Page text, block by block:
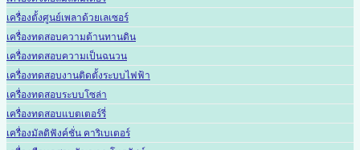
เครื่องตั้งศูนย์เพลาด้วยเลเซอร์
เครื่องทดสอบความต้านทานดิน
เครื่องทดสอบความเป็นฉนวน
เครื่องทดสอบงานติดตั้งระบบไฟฟ้า
เครื่องทดสอบระบบโซล่า
เครื่องทดสอบแบตเตอร์รี่
เครื่องมัลติฟังค์ชั่น คาริเบเตอร์